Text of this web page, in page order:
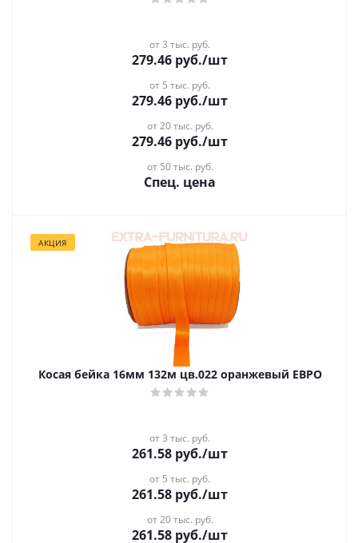
от 3 тыс. руб.
279.46 руб./шт
от 5 тыс. руб.
279.46 руб./шт
от 20 тыс. руб.
279.46 руб./шт
от 50 тыс. руб.
Спец. цена
АКЦИЯ
Косая бейка 16мм 132м цв.022 оранжевый ЕВРО
от 3 тыс. руб.
261.58 руб./шт
от 5 тыс. руб.
261.58 руб./шт
от 20 тыс. руб.
261.58 руб./шт